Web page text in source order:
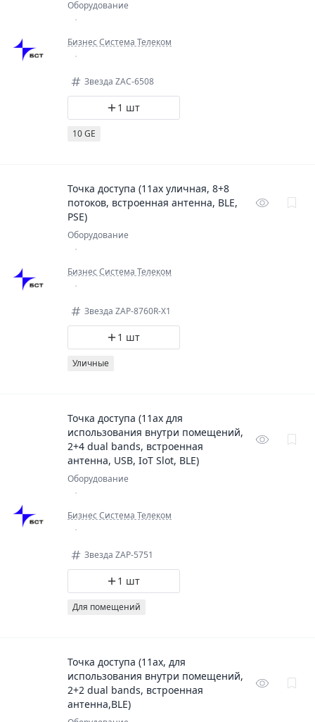
Оборудование
Бизнес Система Телеком
Звезда ZAC-6508
1 шт
10 GE
Точка доступа (11ax уличная, 8+8
потоков, встроенная антенна, BLE,
PSE)
Оборудование
Бизнес Система Телеком
Звезда ZAP-8760R-X1
1 шт
Уличные
Точка доступа (11ax для
использования внутри помещений,
2+4 dual bands, встроенная
антенна, USB, IoT Slot, BLE)
Оборудование
Бизнес Система Телеком
Звезда ZAP-5751
1 шт
Для помещений
Точка доступа (11ax, для
использования внутри помещений,
2+2 dual bands, встроенная
антенна,BLE)